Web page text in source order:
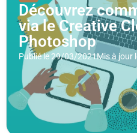
Découvrez
via le Creative
Photoshop
Publié le 29/03/2021Mis à jour